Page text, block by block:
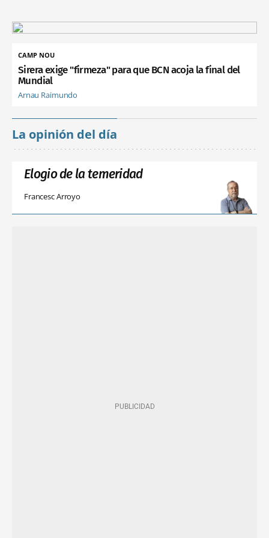
CAMP NOU
Sirera exige "firmeza" para que BCN acoja la final del
Mundial
Arnau Raimundo
La opinión del día
Elogio de la temeridad
Francesc Arroyo